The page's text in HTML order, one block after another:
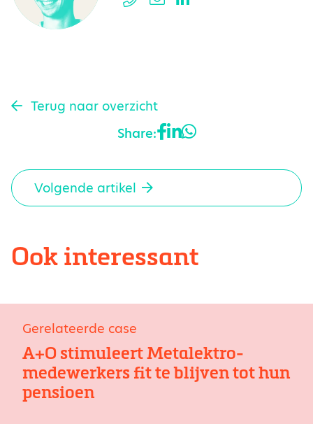
Terug naar overzicht
Volgende artikel
Share:
Ook interessant
Gerelateerde case
A+O stimuleert Metalektro-
medewerkers fit te blijven tot hun
pensioen